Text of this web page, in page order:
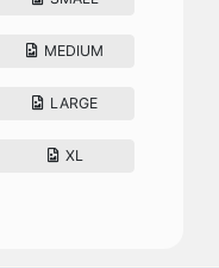
MEDIUM
LARGE
XL